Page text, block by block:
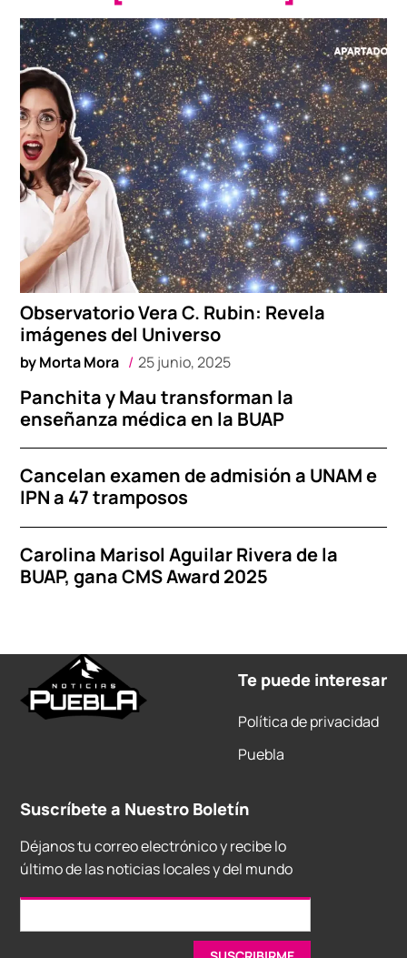
Observatorio Vera C. Rubin: Revela
imágenes del Universo
byMorta Mora 25 junio, 2025
Panchita y Mau transforman la
enseñanza médica en la BUAP
Cancelan examen de admisión a UNAM e
IPN a 47 tramposos
Carolina Marisol Aguilar Rivera de la
BUAP, gana CMS Award 2025
Te puede interesar
Política de privacidad
Puebla
Suscríbete a Nuestro Boletín
Déjanos tu correo electrónico y recibe lo
último de las noticias locales y del mundo